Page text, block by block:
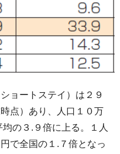
ョートステイ）は２９
点）あり、人口１０万
の３.９倍に上る。１人
で全国の１.７倍となっ